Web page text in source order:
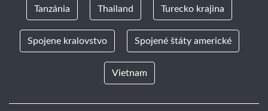
Tanzánia Thailand Turecko krajina
Spojene kralovstvo Spojené štáty americké
Vietnam